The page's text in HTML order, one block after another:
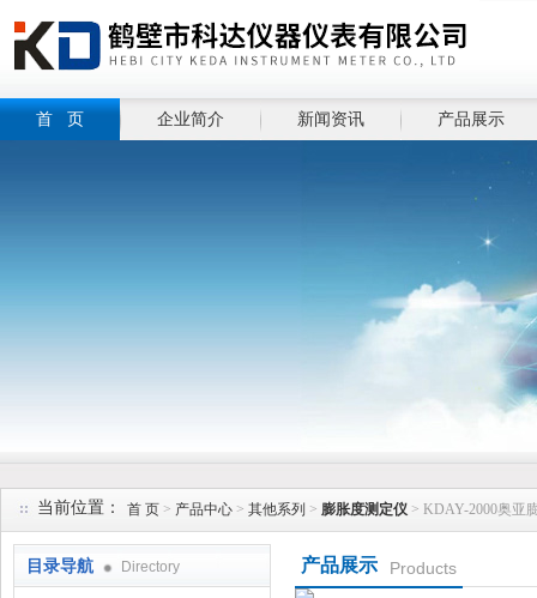
首 页 企业简介 新闻资讯 产品展示
当前位置： 首 页 > 产品中心 > 其他系列 > 膨胀度测定仪 > KDAY-2000奥亚
目录导航 Directory 产品展示 Products